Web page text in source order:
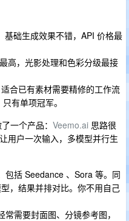
基础生成效果不错，API 价格最
高，光影处理和色彩分级最接
合已有素材需要精修的工作流
有单项冠军。
一个产品： Veemo.ai 思路很
户一次输入，多模型并行生
包括 Seedance 、Sora 等。同
，结果并排对比。你不用自己
需要封面图、分镜参考图，